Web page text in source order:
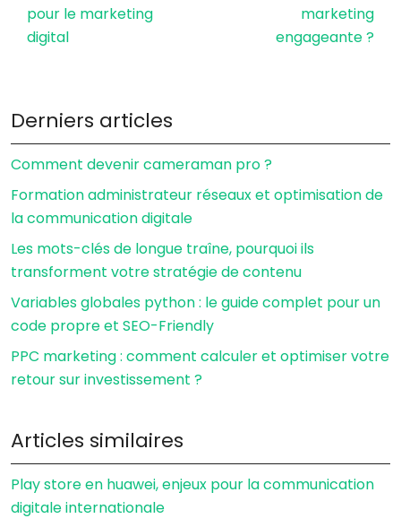
pour le marketing
digital
marketing
engageante ?
Derniers articles
Comment devenir cameraman pro ?
Formation administrateur réseaux et optimisation de
la communication digitale
Les mots-clés de longue traîne, pourquoi ils
transforment votre stratégie de contenu
Variables globales python : le guide complet pour un
code propre et SEO-Friendly
PPC marketing : comment calculer et optimiser votre
retour sur investissement ?
Articles similaires
Play store en huawei, enjeux pour la communication
digitale internationale